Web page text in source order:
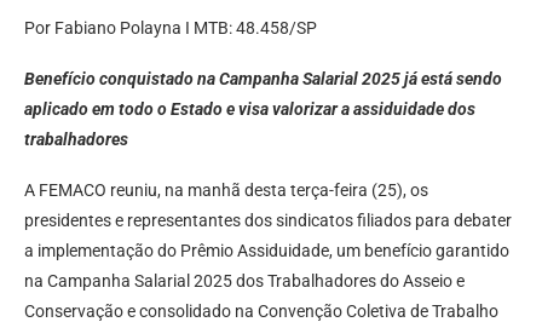
Por Fabiano Polayna I MTB: 48.458/SP
Benefício conquistado na Campanha Salarial 2025 já está sendo
aplicado em todo o Estado e visa valorizar a assiduidade dos
trabalhadores
A FEMACO reuniu, na manhã desta terça-feira (25), os
presidentes e representantes dos sindicatos filiados para debater
a implementação do Prêmio Assiduidade, um benefício garantido
na Campanha Salarial 2025 dos Trabalhadores do Asseio e
Conservação e consolidado na Convenção Coletiva de Trabalho